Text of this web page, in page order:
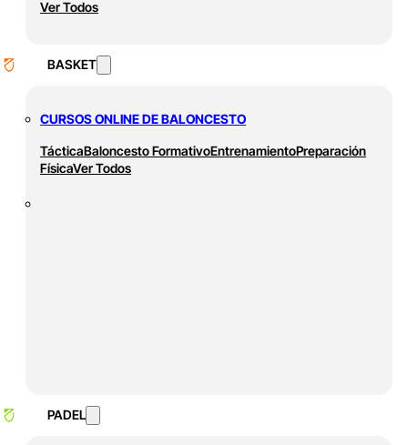
Ver Todos
BASKET
CURSOS ONLINE DE BALONCESTO
TácticaBaloncesto FormativoEntrenamientoPreparación
FísicaVer Todos
PADEL